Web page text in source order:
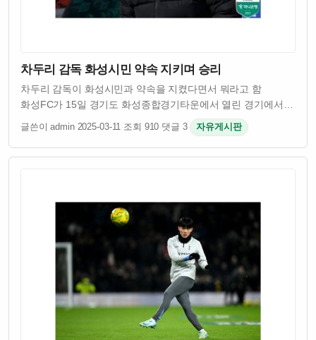
차두리 감독 화성시민 약속 지키며 승리
차두리 감독이 화성시민과 약속을 지켰다면서 뭐라고 함
화성FC가 15일 경기도 화성종합경기타운에서 열린 경기에서
승리를 거뒀음 차두리 감독이 이끄는 팀이었고 시민들이
기대했던 결과였다고 함 원래 차두리 감독은 화성시민들에게
승리를 약속했었다고 하던데 그 약속을 실제로 …
글쓴이 admin·2025-03-11·조회 910·댓글 3· 자유게시판